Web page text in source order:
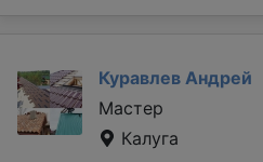
Куравлев Андрей
Мастер
Калуга